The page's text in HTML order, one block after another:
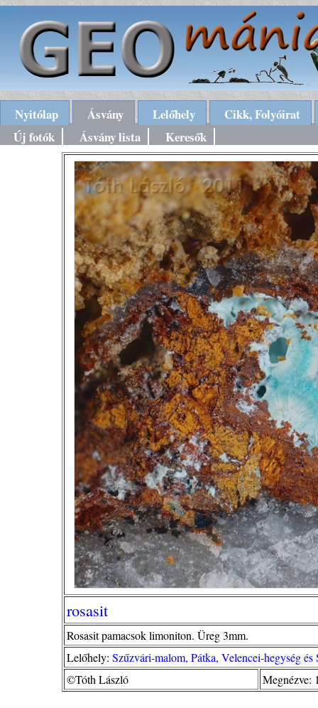
Nyitólap Ásvány Lelőhely
Cikk, Folyóirat
Új fotók
Ásvány lista Keresők
rosasit
Rosasit pamacsok limoniton. Üreg 3mm.
Lelőhely: Szűzvári-malom, Pátka, Velencei-hegység és
©Tóth László
Megnézve: